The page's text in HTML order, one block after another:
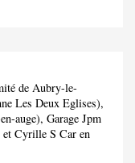
de Aubry-le-
Les Deux Eglises),
auge), Garage Jpm
Cyrille S Car en